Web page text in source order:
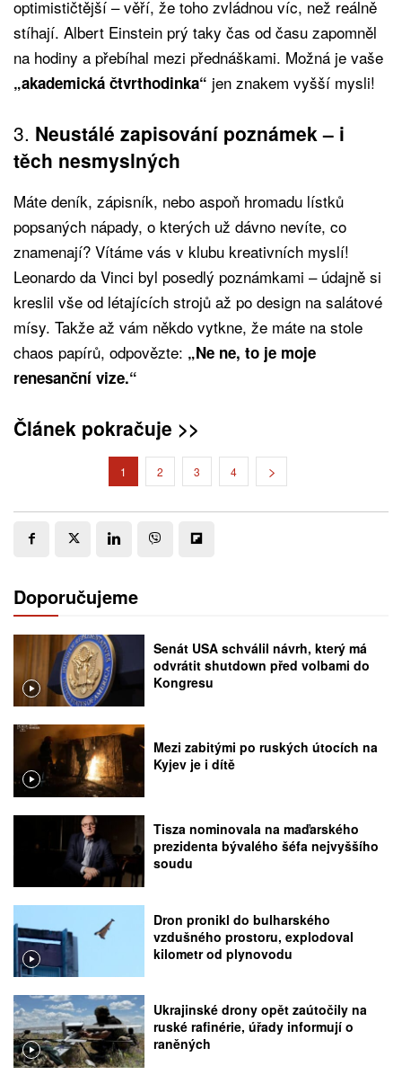
optimističtější – věří, že toho zvládnou víc, než reálně
stíhají. Albert Einstein prý taky čas od času zapomněl
na hodiny a přebíhal mezi přednáškami. Možná je vaše
„akademická čtvrthodinka“ jen znakem vyšší mysli!
3. Neustálé zapisování poznámek – i
těch nesmyslných
Máte deník, zápisník, nebo aspoň hromadu lístků
popsaných nápady, o kterých už dávno nevíte, co
znamenají? Vítáme vás v klubu kreativních myslí!
Leonardo da Vinci byl posedlý poznámkami – údajně si
kreslil vše od létajících strojů až po design na salátové
mísy. Takže až vám někdo vytkne, že máte na stole
chaos papírů, odpovězte: „Ne ne, to je moje
renesanční vize.“
Článek pokračuje >>
1 2 3 4
Doporučujeme
Senát USA schválil návrh, který má
odvrátit shutdown před volbami do
Kongresu
Mezi zabitými po ruských útocích na
Kyjev je i dítě
Tisza nominovala na maďarského
prezidenta bývalého šéfa nejvyššího
soudu
Dron pronikl do bulharského
vzdušného prostoru, explodoval
kilometr od plynovodu
Ukrajinské drony opět zaútočily na
ruské rafinérie, úřady informují o
raněných